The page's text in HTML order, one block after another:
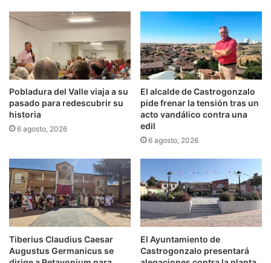
Pobladura del Valle viaja a su
pasado para redescubrir su
historia
6 agosto, 2026
El alcalde de Castrogonzalo
pide frenar la tensión tras un
acto vandálico contra una
edil
6 agosto, 2026
Tiberius Claudius Caesar
Augustus Germanicus se
El Ayuntamiento de
Castrogonzalo presentará